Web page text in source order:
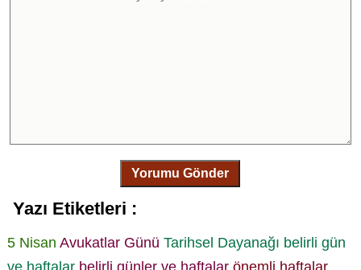
Yorumu Gönder
Yazı Etiketleri :
5 Nisan Avukatlar Günü Tarihsel Dayanağı belirli gün